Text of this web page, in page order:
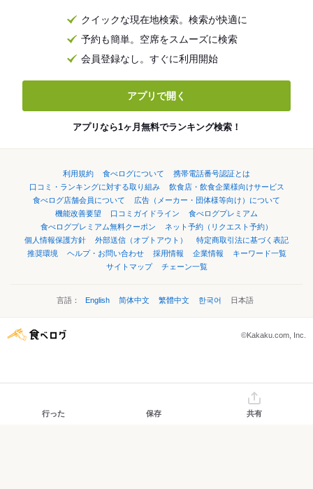
クイックな現在地検索。検索が快適に
予約も簡単。空席をスムーズに検索
会員登録なし。すぐに利用開始
アプリで開く
アプリなら1ヶ月無料でランキング検索！
利用規約 食べログについて
携帯電話番号認証とは
口コミ・ランキングに対する取り組み
飲食店・飲食企業様向けサービス
食べログ店舗会員について
広告（メーカー・団体様等向け）について
機能改善要望
口コミガイドライン
食べログプレミアム
食べログプレミアム無料クーポン
ネット予約（リクエスト予約）
個人情報保護方針
外部送信（オプトアウト）
特定商取引法に基づく表記
推奨環境
ヘルプ・お問い合わせ 採用情報 企業情報
キーワード一覧
サイトマップ
チェーン一覧
言語： English 简体中文 繁體中文 한국어 日本語
©Kakaku.com, Inc.
行った 保存 共有